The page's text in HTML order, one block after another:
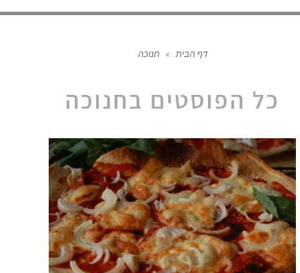
דף הבית » חנוכה
כל הפוסטים בחנוכה